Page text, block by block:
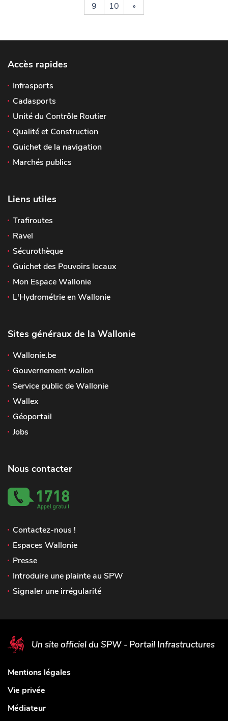
9
10 »
Accès rapides
Infrasports
Cadasports
Unité du Contrôle Routier
Qualité et Construction
Guichet de la navigation
Marchés publics
Liens utiles
Trafiroutes
Ravel
Sécurothèque
Guichet des Pouvoirs locaux
Mon Espace Wallonie
L'Hydrométrie en Wallonie
Sites généraux de la Wallonie
Wallonie.be
Gouvernement wallon
Service public de Wallonie
Wallex
Géoportail
Jobs
Nous contacter
Contactez-nous !
Espaces Wallonie
Presse
Introduire une plainte au SPW
Signaler une irrégularité
Un site officiel du SPW - Portail Infrastructures
Mentions légales
Vie privée
Médiateur